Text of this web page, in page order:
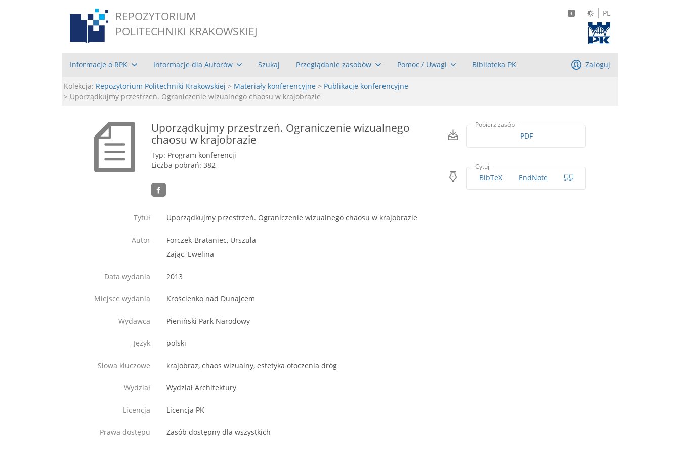
REPOZYTORIUM
POLITECHNIKI KRAKOWSKIEJ
PL
Informacje o RPK Informacje dla Autorów Szukaj Przeglądanie zasobów Pomoc / Uwagi Biblioteka PK Zaloguj
Kolekcja: Repozytorium Politechniki Krakowskiej > Materiały konferencyjne > Publikacje konferencyjne
> Uporządkujmy przestrzeń. Ograniczenie wizualnego chaosu w krajobrazie
Uporządkujmy przestrzeń. Ograniczenie wizualnego
chaosu w krajobrazie
Typ: Program konferencji
Liczba pobrań: 382
Pobierz zasób
PDF
Cytuj
BibTeX EndNote
Tytuł Uporządkujmy przestrzeń. Ograniczenie wizualnego chaosu w krajobrazie
Autor
Forczek-Brataniec, Urszula
Zając, Ewelina
Data wydania 2013
Miejsce wydania Krościenko nad Dunajcem
Wydawca Pieniński Park Narodowy
Język polski
Słowa kluczowe krajobraz, chaos wizualny, estetyka otoczenia dróg
Wydział Wydział Architektury
Licencja Licencja PK
Prawa dostępu Zasób dostępny dla wszystkich